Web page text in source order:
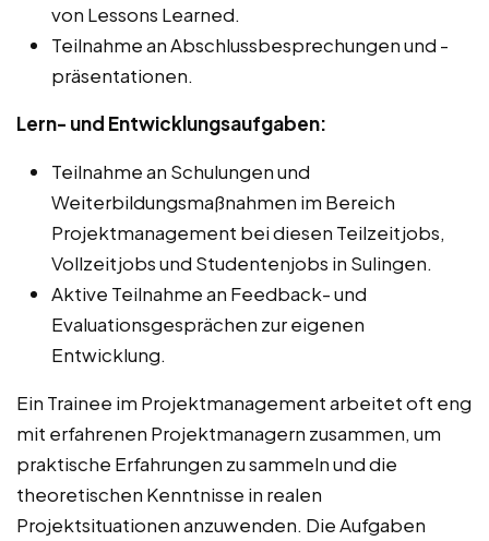
von Lessons Learned.
Teilnahme an Abschlussbesprechungen und -
präsentationen.
Lern- und Entwicklungsaufgaben:
Teilnahme an Schulungen und
Weiterbildungsmaßnahmen im Bereich
Projektmanagement bei diesen Teilzeitjobs,
Vollzeitjobs und Studentenjobs in Sulingen.
Aktive Teilnahme an Feedback- und
Evaluationsgesprächen zur eigenen
Entwicklung.
Ein Trainee im Projektmanagement arbeitet oft eng
mit erfahrenen Projektmanagern zusammen, um
praktische Erfahrungen zu sammeln und die
theoretischen Kenntnisse in realen
Projektsituationen anzuwenden. Die Aufgaben